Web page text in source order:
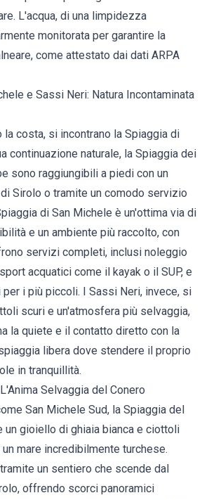
L'acqua, di una limpidezza
monitorata per garantire la
come attestato dai dati ARPA
e Sassi Neri: Natura Incontaminata
la costa, si incontrano la Spiaggia di
continuazione naturale, la Spiaggia dei
sono raggiungibili a piedi con un
Sirolo o tramite un comodo servizio
di San Michele è un'ottima via di
e un ambiente più raccolto, con
servizi completi, inclusi noleggio
acquatici come il kayak o il SUP, e
i più piccoli. I Sassi Neri, invece, si
scuri e un'atmosfera più selvaggia,
la quiete e il contatto diretto con la
libera dove stendere il proprio
in tranquillità.
Selvaggia del Conero
San Michele Sud, la Spiaggia del
un gioiello di ghiaia bianca e ciottoli
un mare incredibilmente turchese.
un sentiero che scende dal
offrendo scorci panoramici